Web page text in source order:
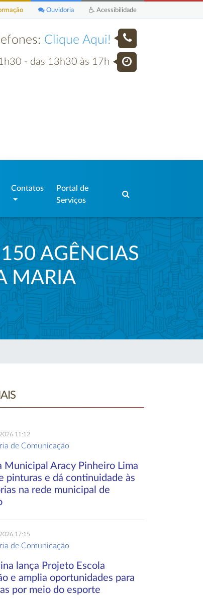
Acessibilidade
Ouvidoria
Clique Aqui!
- das 13h30 às 17h
Contatos
Portal de
Serviços
AGÊNCIAS
MARIA
11:12
de Comunicação
Municipal Aracy Pinheiro Lima
pinturas e dá continuidade às
na rede municipal de
17:15
de Comunicação
lança Projeto Escola
e amplia oportunidades para
por meio do esporte